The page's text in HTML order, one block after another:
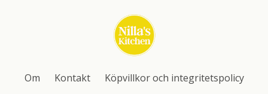
Om Kontakt Köpvillkor och integritetspolicy